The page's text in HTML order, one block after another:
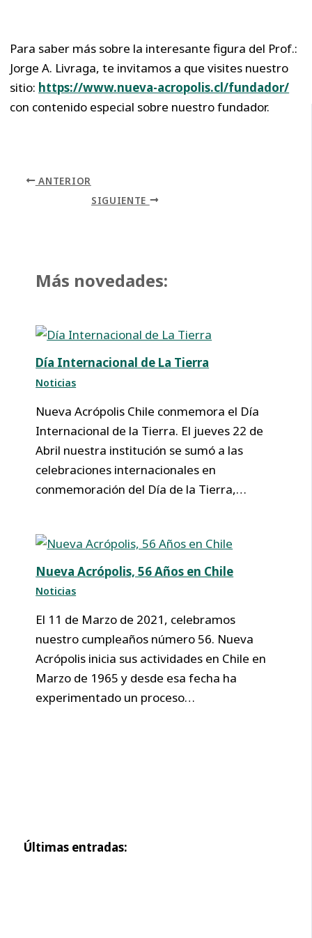
Para saber más sobre la interesante figura del Prof.:
Jorge A. Livraga, te invitamos a que visites nuestro
sitio: https://www.nueva-acropolis.cl/fundador/
con contenido especial sobre nuestro fundador.
ANTERIOR
SIGUIENTE
Más novedades:
Día Internacional de La Tierra
Noticias
Nueva Acrópolis Chile conmemora el Día
Internacional de la Tierra. El jueves 22 de
Abril nuestra institución se sumó a las
celebraciones internacionales en
conmemoración del Día de la Tierra,…
Nueva Acrópolis, 56 Años en Chile
Noticias
El 11 de Marzo de 2021, celebramos
nuestro cumpleaños número 56. Nueva
Acrópolis inicia sus actividades en Chile en
Marzo de 1965 y desde esa fecha ha
experimentado un proceso…
Últimas entradas: